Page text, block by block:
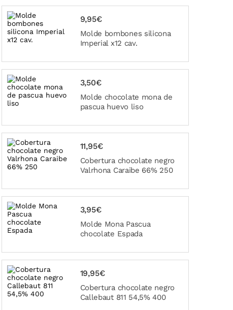
9,95€
Molde bombones silicona
Imperial x12 cav.
3,50€
Molde chocolate mona de
pascua huevo liso
11,95€
Cobertura chocolate negro
Valrhona Caraibe 66% 250
3,95€
Molde Mona Pascua
chocolate Espada
19,95€
Cobertura chocolate negro
Callebaut 811 54,5% 400